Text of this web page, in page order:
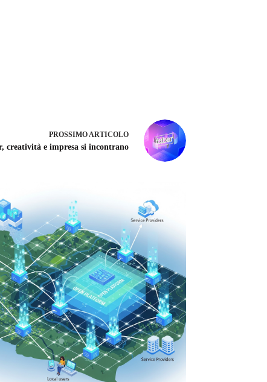
PROSSIMOARTICOLO
creatività e impresa si incontrano